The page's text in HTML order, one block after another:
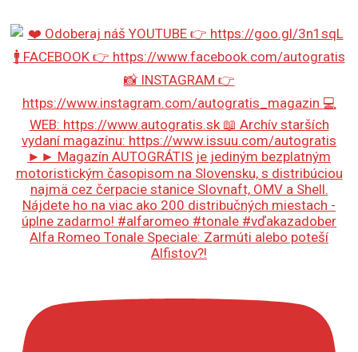
Alfa Romeo Tonale Speciale: Zarmúti alebo poteší
Alfistov?!